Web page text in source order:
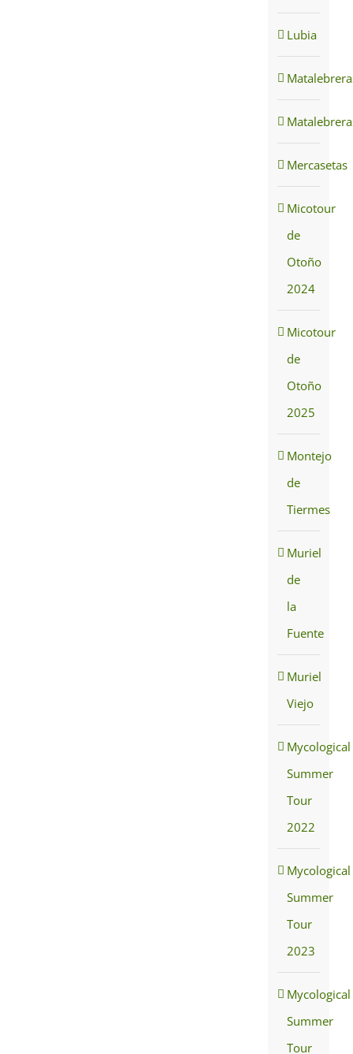
Lubia
Mercasetas
Micotour
de
Otoño
2024
Micotour
de
Otoño
2025
Montejo
de
Tiermes
Muriel
de
la
Fuente
Muriel
Viejo
Mycological
Summer
Tour
2022
Mycological
Summer
Tour
2023
Mycological
Summer
Tour